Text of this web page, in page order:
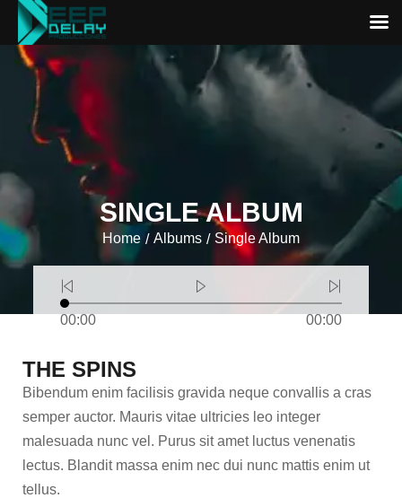
SINGLE ALBUM
Home / Albums / Single Album
00:00 00:00
THE SPINS
Bibendum enim facilisis gravida neque convallis a cras
semper auctor. Mauris vitae ultricies leo integer
malesuada nunc vel. Purus sit amet luctus venenatis
lectus. Blandit massa enim nec dui nunc mattis enim ut
tellus.